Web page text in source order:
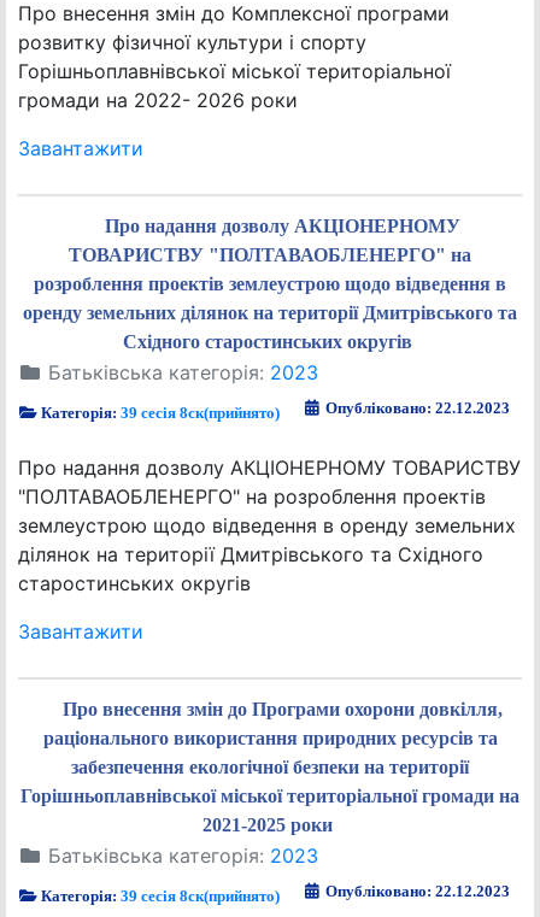
Про внесення змін до Комплексної програми
розвитку фізичної культури і спорту
Горішньоплавнівської міської територіальної
громади на 2022- 2026 роки
Завантажити
Про надання дозволу АКЦІОНЕРНОМУ
ТОВАРИСТВУ "ПОЛТАВАОБЛЕНЕРГО" на
розроблення проектів землеустрою щодо відведення в
оренду земельних ділянок на території Дмитрівського та
Східного старостинських округів
Батьківська категорія: 2023
Категорія:39 сесія 8ск(прийнято) Опубліковано: 22.12.2023
Про надання дозволу АКЦІОНЕРНОМУ ТОВАРИСТВУ
"ПОЛТАВАОБЛЕНЕРГО" на розроблення проектів
землеустрою щодо відведення в оренду земельних
ділянок на території Дмитрівського та Східного
старостинських округів
Завантажити
Про внесення змін до Програми охорони довкілля,
раціонального використання природних ресурсів та
забезпечення екологічної безпеки на території
Горішньоплавнівської міської територіальної громади на
2021-2025 роки
Батьківська категорія: 2023
Категорія:39 сесія 8ск(прийнято) Опубліковано: 22.12.2023